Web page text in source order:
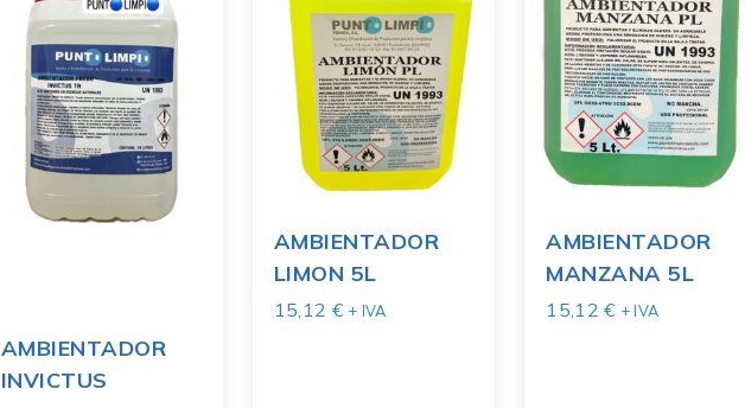
AMBIENTADOR
INVICTUS
AMBIENTADOR
LIMON 5L
15,12 € + IVA
AMBIENTADOR
MANZANA 5L
15,12€ + IVA